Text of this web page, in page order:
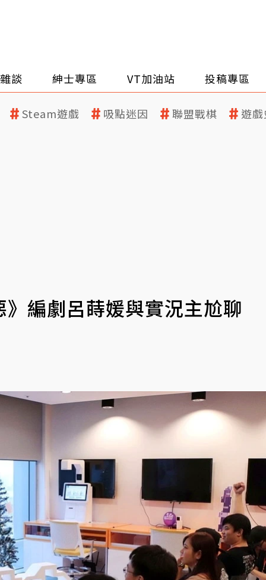
談 紳士專區 VT加油站 投稿專區
Steam遊戲 吸點迷因 聯盟戰棋 遊
編劇呂蒔媛與實況主尬聊